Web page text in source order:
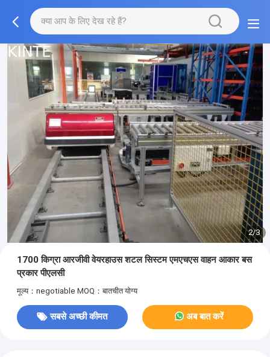
2/3
1700 किग्रा आरजीवी वेयरहाउस शटल सिस्टम एमएचएस वाहन आकार बस
प्रकार पीएलसी
मूल्य：negotiable MOQ：बातचीत योग्य
सबसे अच्छी कीमत अब बात करें